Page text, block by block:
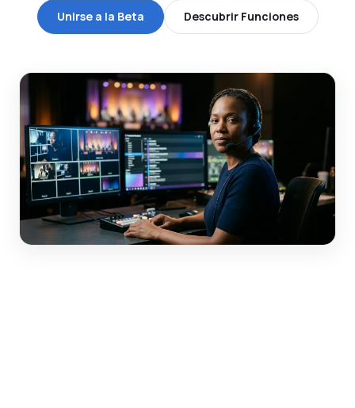
Unirse a la Beta Descubrir Funciones